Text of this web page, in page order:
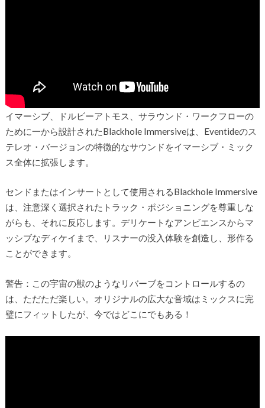
イマーシブ、ドルビーアトモス、サラウンド・ワークフローの
ために一から設計されたBlackhole Immersiveは、Eventideのス
テレオ・バージョンの特徴的なサウンドをイマーシブ・ミック
ス全体に拡張します。
センドまたはインサートとして使用されるBlackhole Immersive
は、注意深く選択されたトラック・ポジショニングを尊重しな
がらも、それに反応します。デリケートなアンビエンスからマ
ッシブなディケイまで、リスナーの没入体験を創造し、形作る
ことができます。
警告：この宇宙の獣のようなリバーブをコントロールするの
は、ただただ楽しい。オリジナルの広大な音域はミックスに完
璧にフィットしたが、今ではどこにでもある！